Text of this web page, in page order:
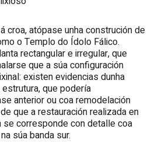
croa, atópase unha construción de
o Templo do Ídolo Fálico.
rectangular e irregular, que
que a súa configuración
existen evidencias dunha
que podería
anterior ou coa remodelación
que a restauración realizada en
se corresponde con detalle coa
súa banda sur.